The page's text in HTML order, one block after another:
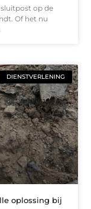
op de
Of het nu
DIENSTVERLENING
oplossing bij